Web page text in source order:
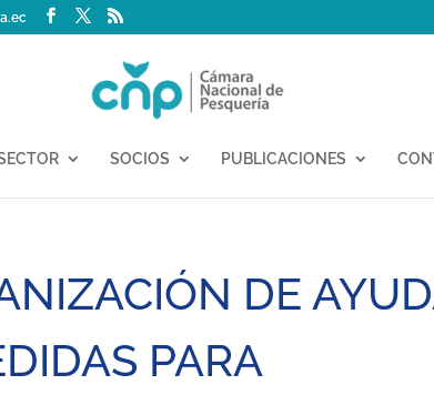
SOCIOS PUBLICACIONES
DE
PARA